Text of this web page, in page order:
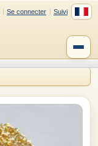
Se connecter Suivi